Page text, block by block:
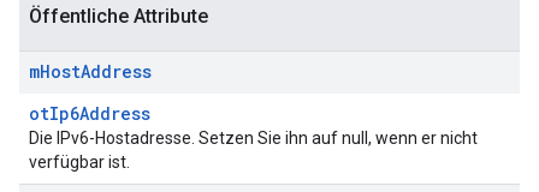
Öffentliche Attribute
mHostAddress
otIp6Address
Die IPv6-Hostadresse. Setzen Sie ihn auf null, wenn er nicht
verfügbar ist.